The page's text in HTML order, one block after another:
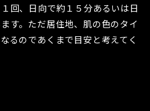
回、日向で約１５分あるいは日
す。ただ居住地、肌の色のタイ
るのであくまで目安と考えてく